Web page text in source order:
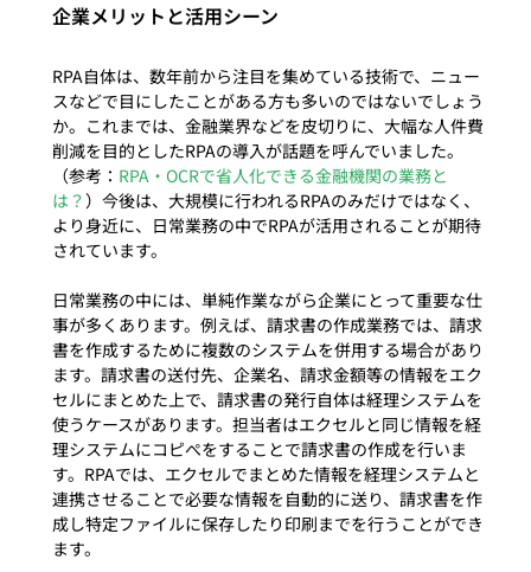
企業メリットと活用シーン
RPA自体は、数年前から注目を集めている技術で、ニュー
スなどで目にしたことがある方も多いのではないでしょう
か。これまでは、金融業界などを皮切りに、大幅な人件費
削減を目的としたRPAの導入が話題を呼んでいました。
（参考： RPA・OCRで省人化できる金融機関の業務と
は？）今後は、大規模に行われるRPAのみだけではなく、
より身近に、日常業務の中でRPAが活用されることが期待
されています。
日常業務の中には、単純作業ながら企業にとって重要な仕
事が多くあります。例えば、請求書の作成業務では、請求
書を作成するために複数のシステムを併用する場合があり
ます。請求書の送付先、企業名、請求金額等の情報をエク
セルにまとめた上で、請求書の発行自体は経理システムを
使うケースがあります。担当者はエクセルと同じ情報を経
理システムにコピぺをすることで請求書の作成を行いま
す。RPAでは、エクセルでまとめた情報を経理システムと
連携させることで必要な情報を自動的に送り、請求書を作
成し特定ファイルに保存したり印刷までを行うことができ
ます。